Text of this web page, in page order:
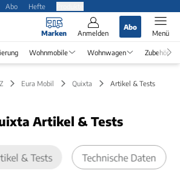
Abo Hefte
Marken Anmelden
Abo
Menü
Wohnmobile Wohnwagen Zubehör
Eura Mobil Quixta Artikel & Tests
Artikel & Tests
& Tests Technische Daten